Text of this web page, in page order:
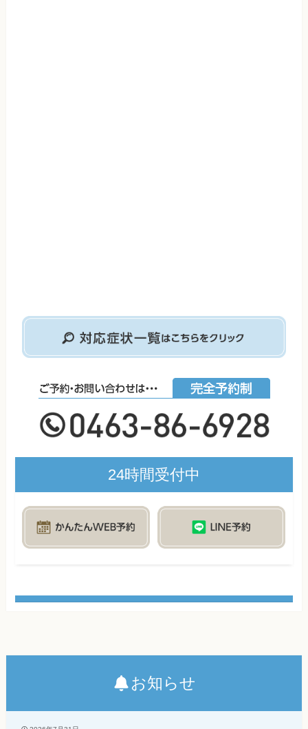
24時間受付中
お知らせ